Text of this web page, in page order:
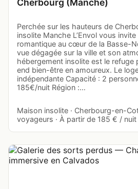
Cherbourg (Manche)
Perchée sur les hauteurs de
insolite Manche L’Envol vous
romantique au cœur de la Basse-
vue dégagée sur la ville et son
hébergement insolite est le refuge
end bien-être en amoureux. Le
indépendante Capacité : 2
185€/nuit Région :…
Maison insolite · Cherbourg-en-
voyageurs · À partir de 185 € / nuit